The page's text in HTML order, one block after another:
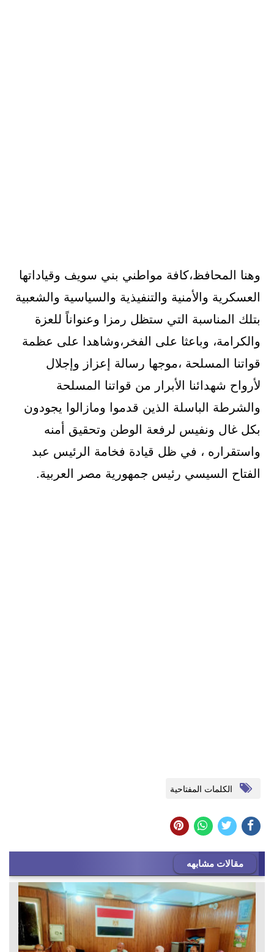
وهنا المحافظ،كافة مواطني بني سويف وقياداتها
العسكرية والأمنية والتنفيذية والسياسية والشعبية
بتلك المناسبة التي ستظل رمزا وعنواناً للعزة
والكرامة، وباعثا على الفخر،وشاهدا على عظمة
قواتنا المسلحة ،موجها رسالة إعزاز وإجلال
لأرواح شهدائنا الأبرار من قواتنا المسلحة
والشرطة الباسلة الذين قدموا ومازالوا يجودون
بكل غال ونفيس لرفعة الوطن وتحقيق أمنه
واستقراره ، في ظل قيادة فخامة الرئيس عبد
الفتاح السيسي رئيس جمهورية مصر العربية.
الكلمات المفتاحية
مقالات مشابهه